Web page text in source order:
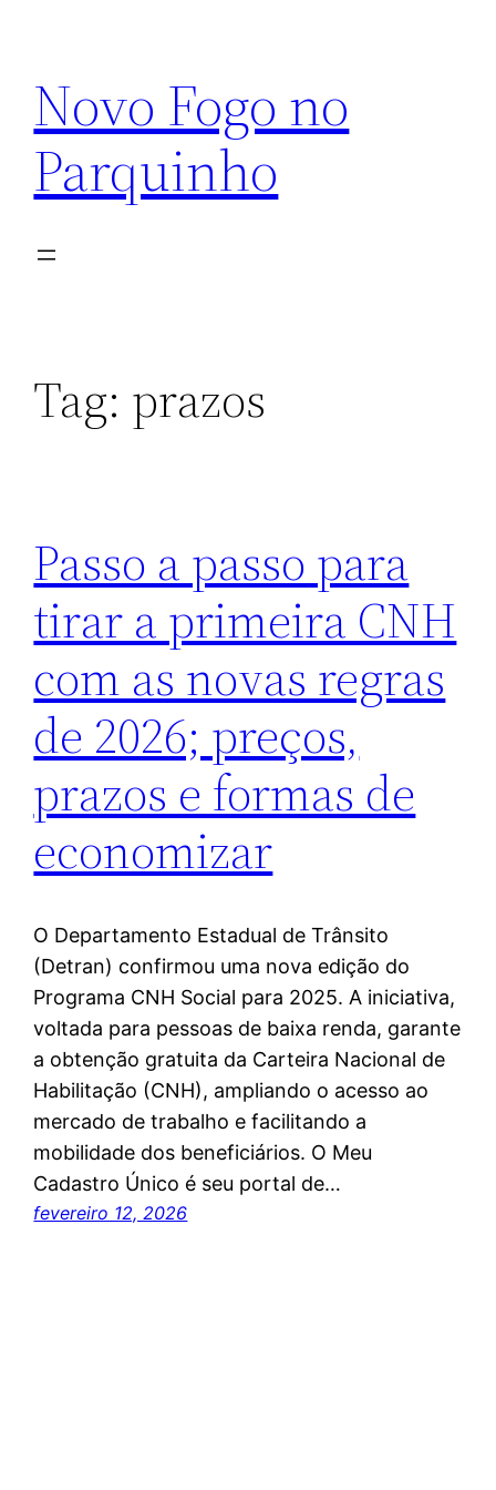
conteúdo
Novo Fogo no
Parquinho
Tag: prazos
Passo a passo para
tirar a primeira CNH
com as novas regras
de 2026; preços,
prazos e formas de
economizar
O Departamento Estadual de Trânsito
(Detran) confirmou uma nova edição do
Programa CNH Social para 2025. A iniciativa,
voltada para pessoas de baixa renda, garante
a obtenção gratuita da Carteira Nacional de
Habilitação (CNH), ampliando o acesso ao
mercado de trabalho e facilitando a
mobilidade dos beneficiários. O Meu
Cadastro Único é seu portal de…
fevereiro 12, 2026